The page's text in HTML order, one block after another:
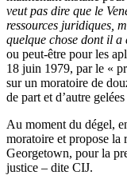
veut pas dire que le
ressources juridiques,
quelque chose dont il a
ou peut-être pour les
18 juin 1979, par le «
sur un moratoire de
de part et d’autre gelées
Au moment du dégel,
moratoire et propose la
Georgetown, pour la
justice – dite CIJ.